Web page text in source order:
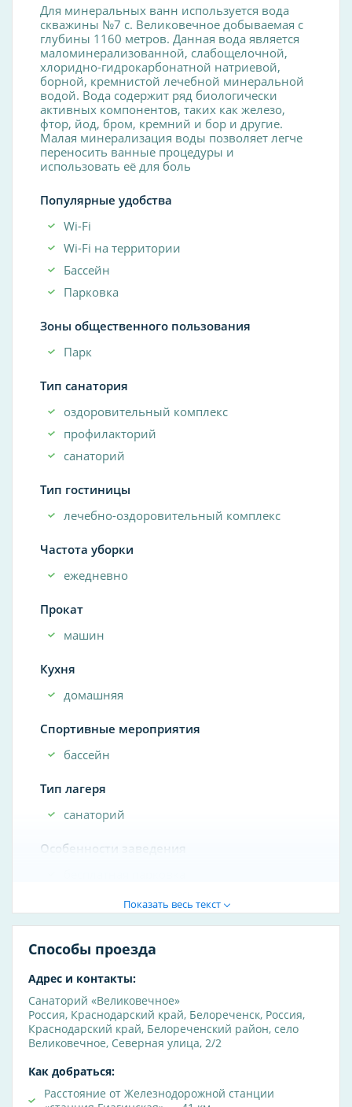
Для минеральных ванн используется вода
скважины №7 с. Великовечное добываемая с
глубины 1160 метров. Данная вода является
маломинерализованной, слабощелочной,
хлоридно-гидрокарбонатной натриевой,
борной, кремнистой лечебной минеральной
водой. Вода содержит ряд биологически
активных компонентов, таких как железо,
фтор, йод, бром, кремний и бор и другие.
Малая минерализация воды позволяет легче
переносить ванные процедуры и
использовать её для боль
Популярные удобства
Wi-Fi
Wi-Fi на территории
Бассейн
Парковка
Зоны общественного пользования
Парк
Тип санатория
оздоровительный комплекс
профилакторий
санаторий
Тип гостиницы
лечебно-оздоровительный комплекс
Частота уборки
ежедневно
Прокат
машин
Кухня
домашняя
Спортивные мероприятия
бассейн
Тип лагеря
санаторий
Особенности заведения
На пляже есть
оплата картой
Другие услуги
кафе
массаж
Показать весь текст
Способы проезда
Адрес и контакты:
Санаторий «Великовечное»
Россия, Краснодарский край, Белореченск, Россия,
Краснодарский край, Белореченский район, село
Великовечное, Северная улица, 2/2
Как добраться:
Расстояние от Железнодорожной станции